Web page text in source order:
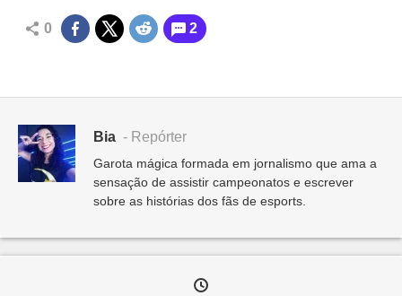
0 2
Bia - Repórter
Garota mágica formada em jornalismo que ama a
sensação de assistir campeonatos e escrever
sobre as histórias dos fãs de esports.